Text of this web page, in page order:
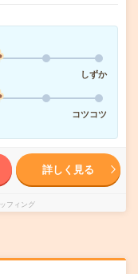
しずか
コツコツ
詳しく見る
フィング